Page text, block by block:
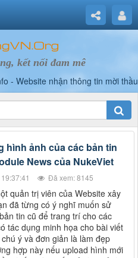
kết nối đam mê
hình ảnh của các bản tin
News của NukeViet
Đã xem: 8145
quản trị viên của Website xây
đã từng có ý nghĩ muốn sử
tin cũ để trang trí cho các
tác dụng minh họa cho bài viết
ý và đơn giản là làm đẹp
hợp này nếu upload hình mới